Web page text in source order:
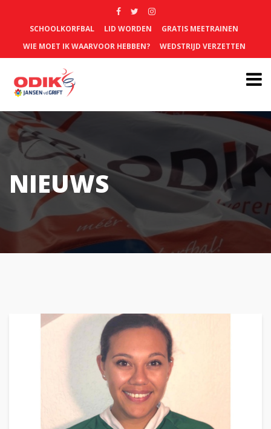
SCHOOLKORFBAL LID WORDEN
GRATIS MEETRAINEN
WIE MOET IK WAARVOOR HEBBEN?
WEDSTRIJD VERZETTEN
NIEUWS